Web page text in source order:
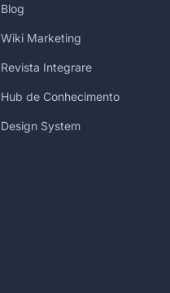
Blog
Wiki Marketing
Revista Integrare
Hub de Conhecimento
Design System